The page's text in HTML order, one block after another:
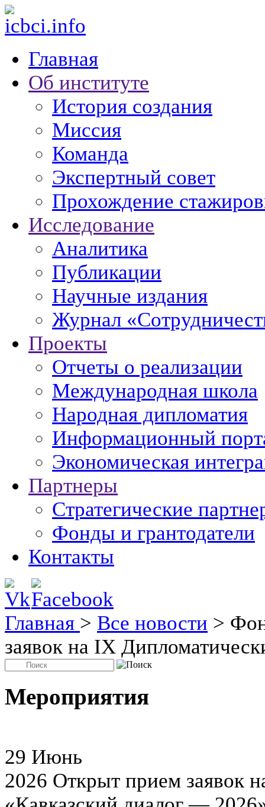
Главная
Об институте
История создания
Миссия
Команда
Экспертный совет
Прохождение
Исследование
Аналитика
Публикации
Научные издания
Журнал
Проекты
Отчеты о реализации
Международная школа
Народная дипломатия
Информационный
Экономическая
Партнеры
Стратегические
Фонды и грантодатели
Контакты
Главная > Все новости >
заявок на IX
Мероприятия
29 Июнь
2026 Открыт прием заявок